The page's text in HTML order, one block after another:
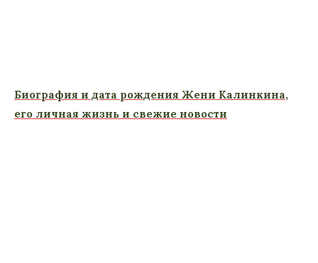
Биография и дата рождения Жени Калинкина,
его личная жизнь и свежие новости